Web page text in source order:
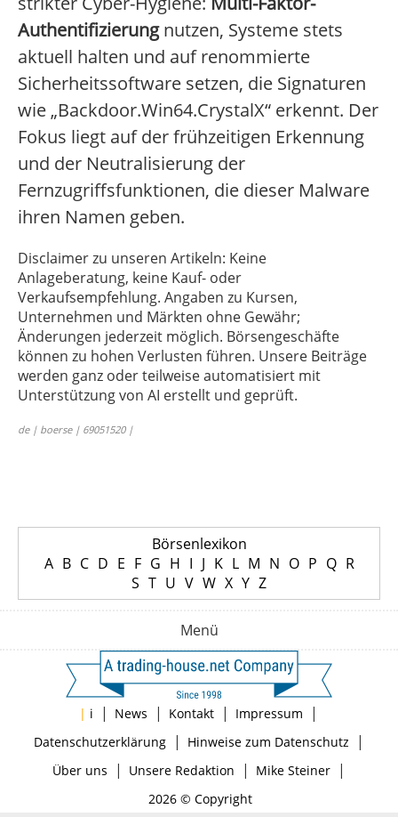
Authentifizierungnutzen, Systeme stets
aktuell halten und auf renommierte
Sicherheitssoftware setzen, die Signaturen
wie „Backdoor.Win64.CrystalX“ erkennt. Der
Fokus liegt auf der frühzeitigen Erkennung
und der Neutralisierung der
Fernzugriffsfunktionen, die dieser Malware
ihren Namen geben.
Disclaimer zu unseren Artikeln: Keine
Anlageberatung, keine Kauf- oder
Verkaufsempfehlung. Angaben zu Kursen,
Unternehmen und Märkten ohne Gewähr;
Änderungen jederzeit möglich. Börsengeschäfte
können zu hohen Verlusten führen. Unsere Beiträge
werden ganz oder teilweise automatisiert mit
Unterstützung von AI erstellt und geprüft.
de | boerse | 69051520 |
Börsenlexikon
A B C D E F G H I J K L M N O P Q R
S T U V W X Y Z
Menü
| i | News | Kontakt | Impressum |
Datenschutzerklärung| Hinweise zum Datenschutz |
Über uns | Unsere Redaktion | Mike Steiner|
2026 © Copyright